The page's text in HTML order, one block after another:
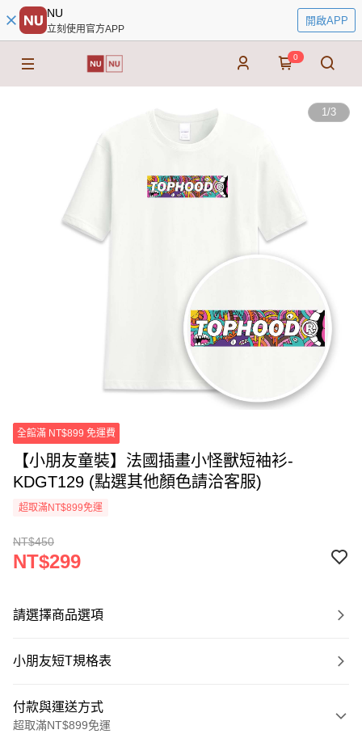
NU
立刻使用官方APP
開啟APP
0
1/3
全館滿 NT$899 免運費
【小朋友童裝】法國插畫小怪獸短袖衫-
KDGT129 (點選其他顏色請洽客服)
超取滿NT$899免運
NT$450
NT$299
請選擇商品選項
小朋友短T規格表
付款與運送方式
超取滿NT$899免運